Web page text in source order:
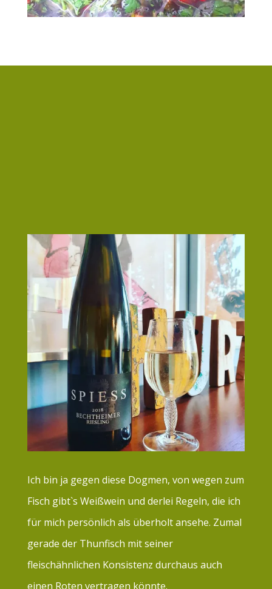
Ich bin ja gegen diese Dogmen, von wegen zum
Fisch gibt`s Weißwein und derlei Regeln, die ich
für mich persönlich als überholt ansehe. Zumal
gerade der Thunfisch mit seiner
fleischähnlichen Konsistenz durchaus auch
einen Roten vertragen könnte.